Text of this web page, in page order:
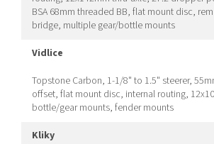
BSA 68mm threaded BB, flat mount disc,
bridge, multiple gear/bottle mounts
vidlice
Topstone Carbon, 1-1/8" to 1.5" steerer,
offset, flat mount disc, internal routing,
bottle/gear mounts, fender mounts
kliky